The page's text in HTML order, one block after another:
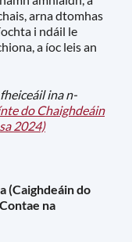
arna dtomhas
i ndáil le
a íoc leis an
ina n-
do Chaighdeáin
2024)
(Caighdeáin do
na